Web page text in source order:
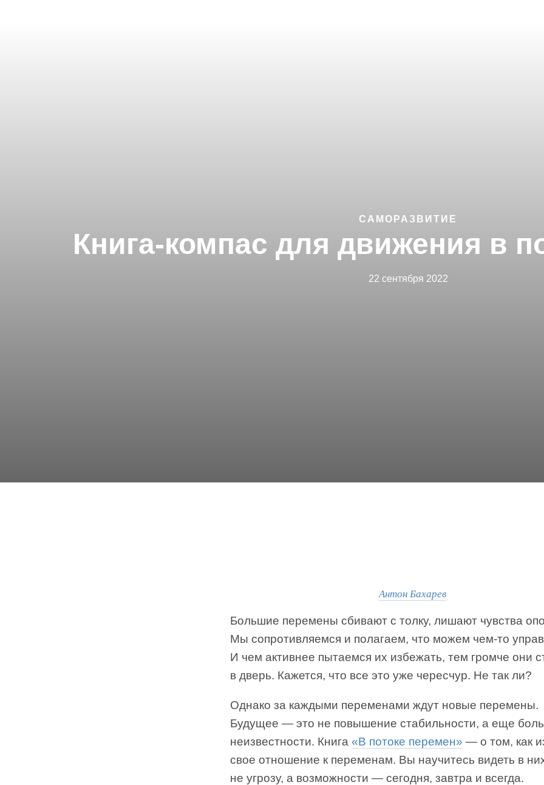
САМОРАЗВИТИЕ
Книга-компас для движения в
22 сентября 2022
Антон Бахарев
Большие перемены сбивают с толку, лишают чувства
Мы сопротивляемся и полагаем, что можем чем-то
И чем активнее пытаемся их избежать, тем громче они
в дверь. Кажется, что все это уже чересчур. Не так ли?
Однако за каждыми переменами ждут новые перемены.
Будущее — это не повышение стабильности, а еще
неизвестности. Книга «В потоке перемен» — о том, как
свое отношение к переменам. Вы научитесь видеть в
не угрозу, а возможности — сегодня, завтра и всегда.